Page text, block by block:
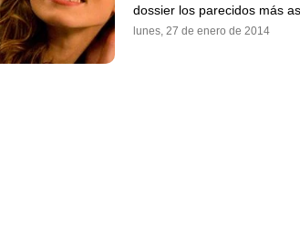
dossier los parecidos más
lunes, 27 de enero de 2014